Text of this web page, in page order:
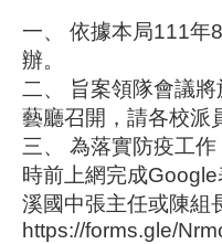
一、 依據本局111年
辦。
二、 旨案領隊會議
藝廳召開，請各校派
三、 為落實防疫工
時前上網完成
溪國中張主任或陳組
https://forms.gle/